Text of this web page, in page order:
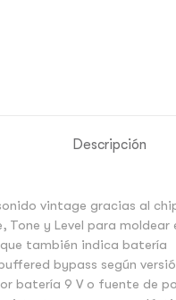
Descripción
vintage gracias al
Tone y Level para moldear
que también indica batería
bypass según
batería 9 V o fuente de